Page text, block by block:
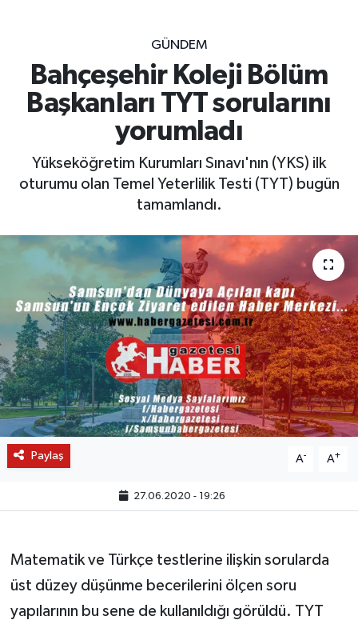
GÜNDEM
Bahçeşehir Koleji Bölüm
Başkanları TYT sorularını
yorumladı
Yükseköğretim Kurumları Sınavı'nın (YKS) ilk
oturumu olan Temel Yeterlilik Testi (TYT) bugün
tamamlandı.
Paylaş A- A+
27.06.2020 - 19:26
Matematik ve Türkçe testlerine ilişkin sorularda
üst düzey düşünme becerilerini ölçen soru
yapılarının bu sene de kullanıldığı görüldü. TYT